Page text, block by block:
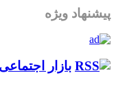
پیشنهاد ویژه
بازار